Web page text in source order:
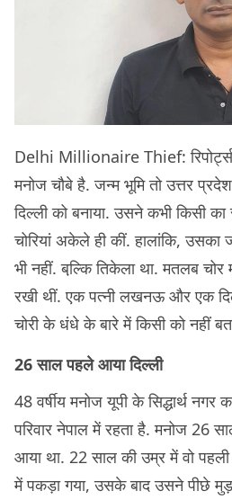
Delhi Millionaire Thief:
मनोज चौबे है. जन्म भूमि तो उत्तर
दिल्ली को बनाया. उसने कभी किसी
चोरियां अकेले ही कीं. हालांकि,
भी नहीं. बल्कि़ तिकेला था. मतलब चोर
रखी थीं. एक पत्नी लखनऊ और एक
चोरी के धंधे के बारे में किसी को नहीं
26 साल पहले आया दिल्ली
48 वर्षीय मनोज यूपी के सिद्धार्थ
परिवार नेपाल में रहता है. मनोज 26
आया था. 22 साल की उम्र में वो
में पकड़ा गया, उसके बाद उसने पीछे